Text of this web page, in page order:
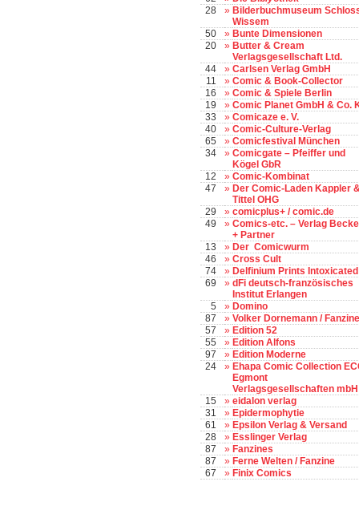
28
» Bilderbuchmuseum
Wissem
50
» Bunte Dimensionen
20
» Butter & Cream
Verlagsgesellschaft Ltd.
44
» Carlsen Verlag GmbH
11
» Comic & Book-Collector
16
» Comic & Spiele Berlin
19
» Comic Planet GmbH & Co.
33
» Comicaze e. V.
40
» Comic-Culture-Verlag
65
» Comicfestival München
34
» Comicgate – Pfeiffer und
Kögel GbR
12
» Comic-Kombinat
47
» Der Comic-Laden Kappler
Tittel OHG
29
» comicplus+ / comic.de
49
» Comics-etc. – Verlag
+ Partner
13
» Der Comicwurm
46
» Cross Cult
74
» Delfinium Prints Intoxicated
69
» dFi deutsch-französisches
Institut Erlangen
5
» Domino
87
» Volker Dornemann / Fanzine
57
» Edition 52
55
» Edition Alfons
97
» Edition Moderne
24
» Ehapa Comic Collection
Egmont
Verlagsgesellschaften mbH
15
» eidalon verlag
31
» Epidermophytie
61
» Epsilon Verlag & Versand
28
» Esslinger Verlag
87
» Fanzines
87
» Ferne Welten / Fanzine
67
» Finix Comics